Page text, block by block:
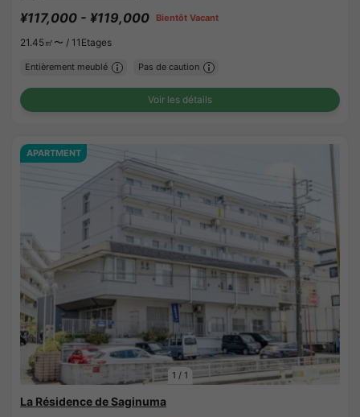
¥117,000 - ¥119,000 Bientôt Vacant
21.45㎡〜 / 11Etages
Entièrement meublé Pas de caution
Voir les détails
1 / 1
APARTMENT
La Résidence de Saginuma